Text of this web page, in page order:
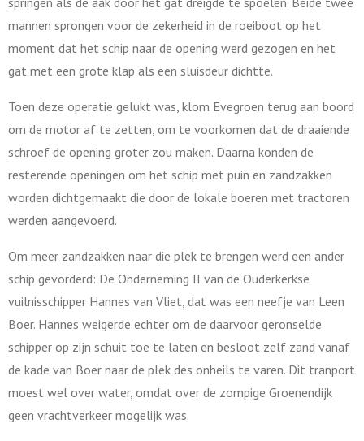
mannen sprongen voor de zekerheid in de roeiboot op het
moment dat het schip naar de opening werd gezogen en het
gat met een grote klap als een sluisdeur dichtte.
Toen deze operatie gelukt was, klom Evegroen terug aan boord
om de motor af te zetten, om te voorkomen dat de draaiende
schroef de opening groter zou maken. Daarna konden de
resterende openingen om het schip met puin en zandzakken
worden dichtgemaakt die door de lokale boeren met tractoren
werden aangevoerd.
Om meer zandzakken naar die plek te brengen werd een ander
schip gevorderd: De Onderneming II van de Ouderkerkse
vuilnisschipper Hannes van Vliet, dat was een neefje van Leen
Boer. Hannes weigerde echter om de daarvoor geronselde
schipper op zijn schuit toe te laten en besloot zelf zand vanaf
de kade van Boer naar de plek des onheils te varen. Dit tranport
moest wel over water, omdat over de zompige Groenendijk
geen vrachtverkeer mogelijk was.